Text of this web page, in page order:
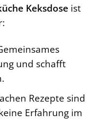
Keksdose ist
und schafft
Rezepte sind
Erfahrung im